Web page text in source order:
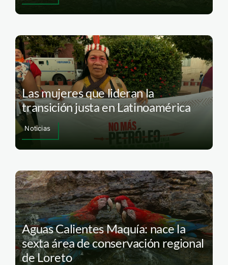
Las mujeres que lideran la
transición justa en Latinoamérica
Noticias
Aguas Calientes Maquía: nace la
sexta área de conservación regional
de Loreto